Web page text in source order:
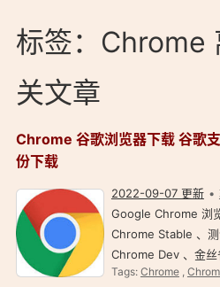
标签：Chrome
关文章
Chrome 谷歌浏览器下载 谷歌
份下载
2022-09-07 更新
Google Chrome 浏
Chrome Stable 、
Chrome Dev 、金丝
Chromium 等，而
Tags: Chrome,